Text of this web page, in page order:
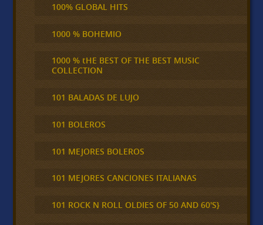
100% GLOBAL HITS
1000 % BOHEMIO
1000 % tHE BEST OF THE BEST MUSIC
COLLECTION
101 BALADAS DE LUJO
101 BOLEROS
101 MEJORES BOLEROS
101 MEJORES CANCIONES ITALIANAS
101 ROCK N ROLL OLDIES OF 50 AND 60'S}